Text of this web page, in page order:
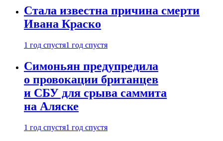
Стала известна причина смерти
Ивана Краско
1 год спустя1 год спустя
Симоньян предупредила
о провокации британцев
и СБУ для срыва саммита
на Аляске
1 год спустя1 год спустя